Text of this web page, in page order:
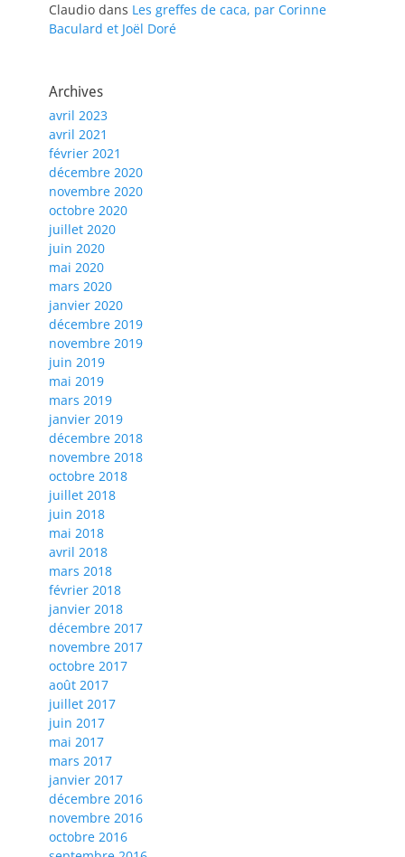
Claudio dans Les greffes de caca, par Corinne
Baculard et Joël Doré
Archives
avril 2023
avril 2021
février 2021
décembre 2020
novembre 2020
octobre 2020
juillet 2020
juin 2020
mai 2020
mars 2020
janvier 2020
décembre 2019
novembre 2019
juin 2019
mai 2019
mars 2019
janvier 2019
décembre 2018
novembre 2018
octobre 2018
juillet 2018
juin 2018
mai 2018
avril 2018
mars 2018
février 2018
janvier 2018
décembre 2017
novembre 2017
octobre 2017
août 2017
juillet 2017
juin 2017
mai 2017
mars 2017
janvier 2017
décembre 2016
novembre 2016
octobre 2016